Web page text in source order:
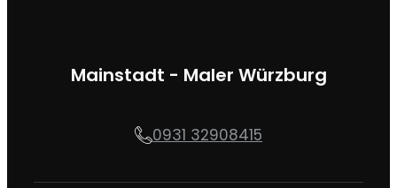
Mainstadt - Maler Würzburg
0931 32908415